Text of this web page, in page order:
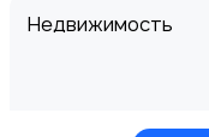
Недвижимость